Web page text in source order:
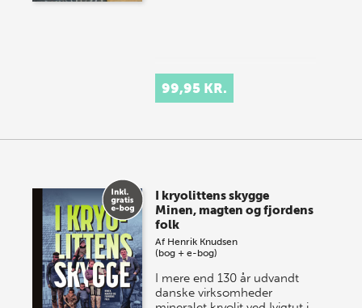
99,95 KR.
I kryolittens skygge
Minen, magten og fjordens
folk
Af Henrik Knudsen
(bog + e-bog)
I mere end 130 år udvandt
danske virksomheder